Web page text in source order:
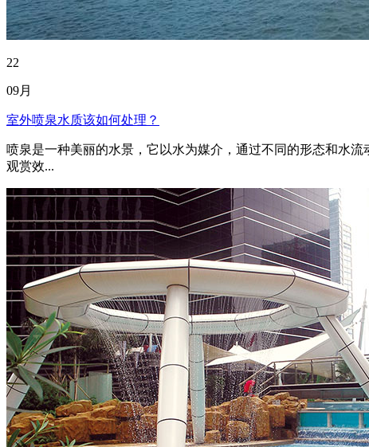
22
09月
室外喷泉水质该如何处理？
喷泉是一种美丽的水景，它以水为媒介，通过不同的形态和水
观赏效...